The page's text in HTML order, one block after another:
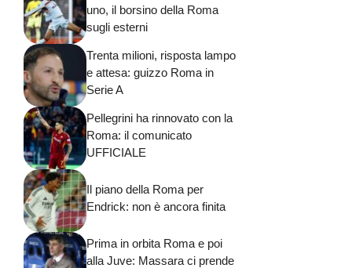
uno, il borsino della Roma
sugli esterni
Trenta milioni, risposta lampo
e attesa: guizzo Roma in
Serie A
Pellegrini ha rinnovato con la
Roma: il comunicato
UFFICIALE
Il piano della Roma per
Endrick: non è ancora finita
Prima in orbita Roma e poi
alla Juve: Massara ci prende